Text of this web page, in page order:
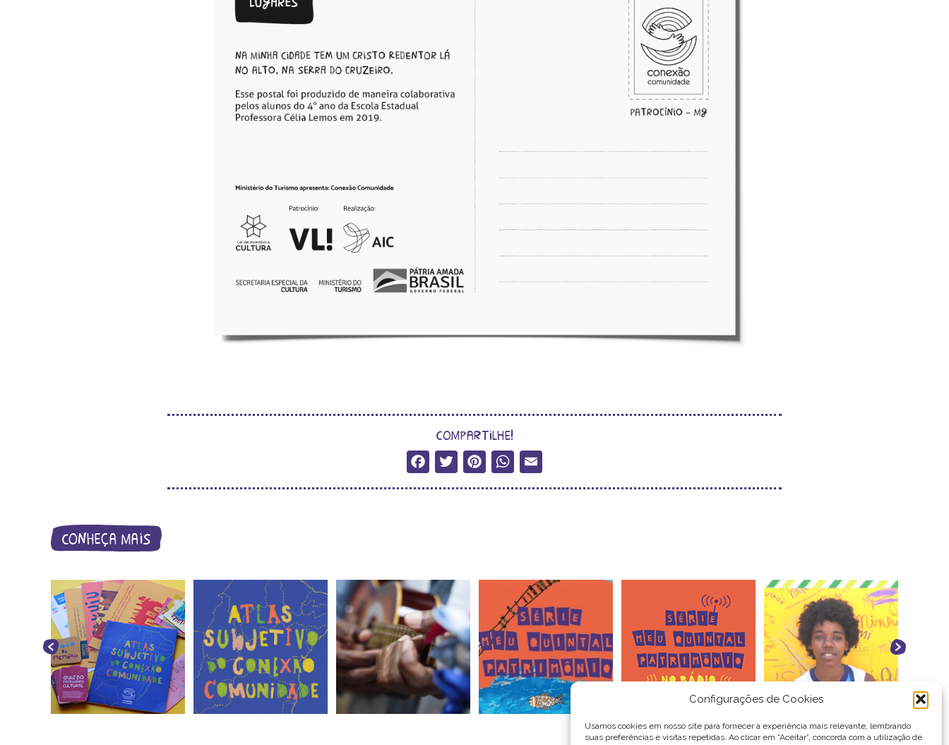
Configurações de Cookies
Usamos cookies em nosso site para fornecer a experiência mais relevante, lembrando
suas preferências e visitas repetidas. Ao clicar em “Aceitar”, concorda com a utilização de
compartilhe!
Facebook
Twitter
Pinterest
WhatsApp
conheça mais